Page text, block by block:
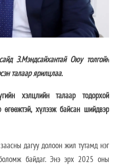
З.Мэндсайхантай Оюу толгойн
талаар ярилцлаа.
хэлцлийн талаар тодорхой
өгөөжтэй, хүлээж байсан шийдвэр
дагуу долоон жил тутамд нэг
байдаг. Энэ эрх 2025 оны